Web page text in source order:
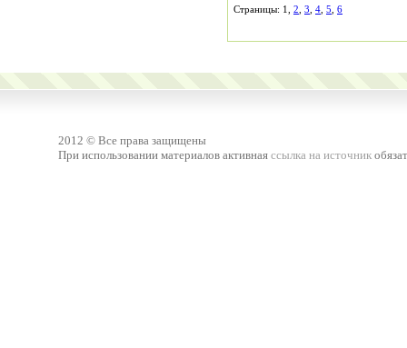
Страницы: 1, 2 3 4 5 6
2012 © Все права защищены
При использовании материалов активная ссылка на источник